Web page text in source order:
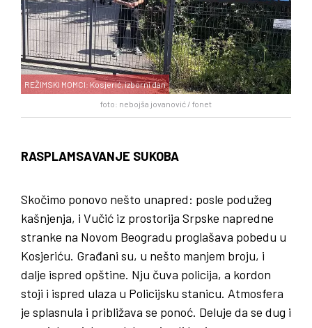
foto: nebojša jovanović / fonet
REŽIMSKI MOMCI: Kosjerić, izborni dan
RASPLAMSAVANJE SUKOBA
Skočimo ponovo nešto unapred: posle podužeg
kašnjenja, i Vučić iz prostorija Srpske napredne
stranke na Novom Beogradu proglašava pobedu u
Kosjeriću. Građani su, u nešto manjem broju, i
dalje ispred opštine. Nju čuva policija, a kordon
stoji i ispred ulaza u Policijsku stanicu. Atmosfera
je splasnula i približava se ponoć. Deluje da se dug i